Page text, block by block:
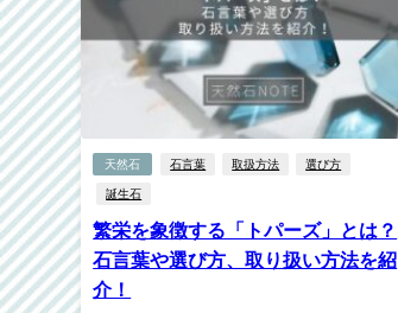
天然石 石言葉 取扱方法 選び方
誕生石
繁栄を象徴する「トパーズ」とは？
石言葉や選び方、取り扱い方法を紹
介！